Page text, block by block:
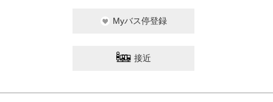
Myバス停登録
接近